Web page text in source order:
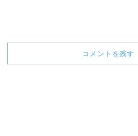
コメントを残す